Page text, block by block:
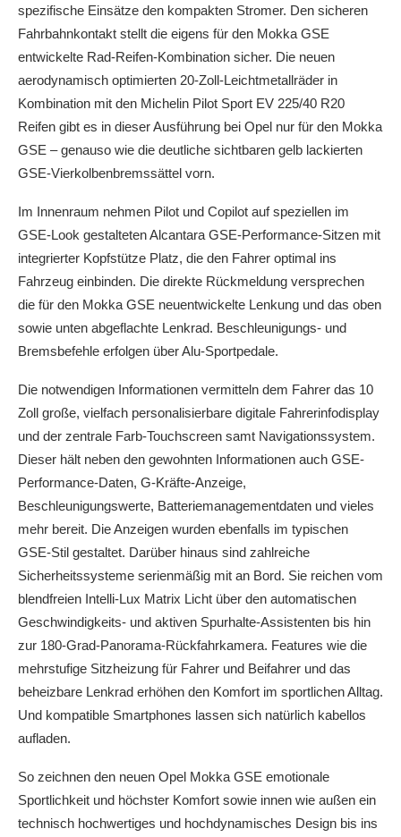
spezifische Einsätze den kompakten Stromer. Den sicheren
Fahrbahnkontakt stellt die eigens für den Mokka GSE
entwickelte Rad-Reifen-Kombination sicher. Die neuen
aerodynamisch optimierten 20-Zoll-Leichtmetallräder in
Kombination mit den Michelin Pilot Sport EV 225/40 R20
Reifen gibt es in dieser Ausführung bei Opel nur für den Mokka
GSE – genauso wie die deutliche sichtbaren gelb lackierten
GSE-Vierkolbenbremssättel vorn.
Im Innenraum nehmen Pilot und Copilot auf speziellen im
GSE-Look gestalteten Alcantara GSE-Performance-Sitzen mit
integrierter Kopfstütze Platz, die den Fahrer optimal ins
Fahrzeug einbinden. Die direkte Rückmeldung versprechen
die für den Mokka GSE neuentwickelte Lenkung und das oben
sowie unten abgeflachte Lenkrad. Beschleunigungs- und
Bremsbefehle erfolgen über Alu-Sportpedale.
Die notwendigen Informationen vermitteln dem Fahrer das 10
Zoll große, vielfach personalisierbare digitale Fahrerinfodisplay
und der zentrale Farb-Touchscreen samt Navigationssystem.
Dieser hält neben den gewohnten Informationen auch GSE-
Performance-Daten, G-Kräfte-Anzeige,
Beschleunigungswerte, Batteriemanagementdaten und vieles
mehr bereit. Die Anzeigen wurden ebenfalls im typischen
GSE-Stil gestaltet. Darüber hinaus sind zahlreiche
Sicherheitssysteme serienmäßig mit an Bord. Sie reichen vom
blendfreien Intelli-Lux Matrix Licht über den automatischen
Geschwindigkeits- und aktiven Spurhalte-Assistenten bis hin
zur 180-Grad-Panorama-Rückfahrkamera. Features wie die
mehrstufige Sitzheizung für Fahrer und Beifahrer und das
beheizbare Lenkrad erhöhen den Komfort im sportlichen Alltag.
Und kompatible Smartphones lassen sich natürlich kabellos
aufladen.
So zeichnen den neuen Opel Mokka GSE emotionale
Sportlichkeit und höchster Komfort sowie innen wie außen ein
technisch hochwertiges und hochdynamisches Design bis ins